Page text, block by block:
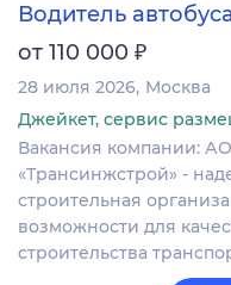
Водитель
от 110 000 ₽
28 июля 2026 Москва
Джейкет, сервис
Вакансия компании:
«Трансинжстрой» -
строительная
возможности для
строительства